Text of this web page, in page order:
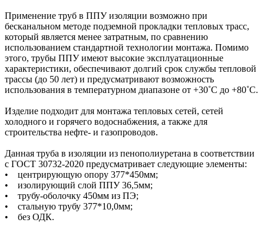
Применение труб в ППУ изоляции возможно при
бесканальном методе подземной прокладки тепловых трасс,
который является менее затратным, по сравнению
использованием стандартной технологии монтажа. Помимо
этого, трубы ППУ имеют высокие эксплуатационные
характеристики, обеспечивают долгий срок службы тепловой
трассы (до 50 лет) и предусматривают возможность
использования в температурном диапазоне от +30˚C до +80˚C.
Изделие подходит для монтажа тепловых сетей, сетей
холодного и горячего водоснабжения, а также для
строительства нефте- и газопроводов.
Данная труба в изоляции из пенополиуретана в соответствии
с ГОСТ 30732-2020 предусматривает следующие элементы:
• центрирующую опору 377*450мм;
• изолирующий слой ППУ 36,5мм;
• трубу-оболочку 450мм из ПЭ;
• стальную трубу 377*10,0мм;
• без ОДК.